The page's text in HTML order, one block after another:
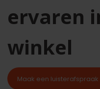
ervaren
winkel
Maak een luisterafspraak